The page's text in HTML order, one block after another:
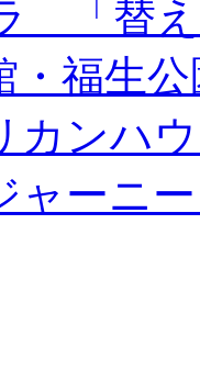
「替え
・福生
カンハ
ャーニ